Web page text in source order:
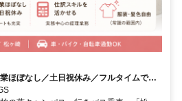
ほぼなし／土日祝休み／フルタイムでガ